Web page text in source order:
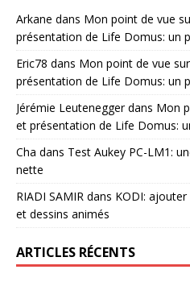
Arkane dans Mon point de vue
présentation de Life Domus: un
Eric78 dans Mon point de vue
présentation de Life Domus: un
Jérémie Leuteneggerdans Mon
et présentation de Life Domus:
Cha dans Test Aukey PC-LM1:
nette
RIADI SAMIR dans KODI:
et dessins animés
ARTICLES RÉCENTS